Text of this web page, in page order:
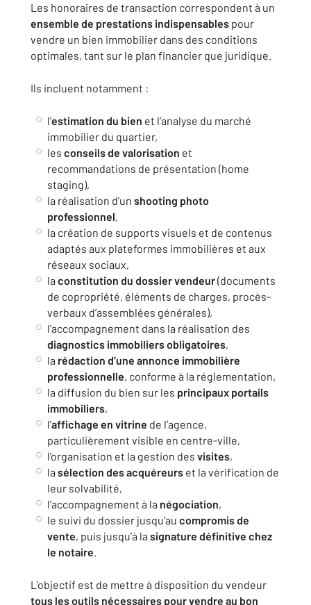
Les honoraires de transaction correspondent à un
ensemble de prestations indispensables pour
vendre un bien immobilier dans des conditions
optimales, tant sur le plan financier que juridique.
Ils incluent notamment :
l’estimation du bien et l’analyse du marché
immobilier du quartier,
les conseils de valorisation et
recommandations de présentation (home
staging),
la réalisation d’un shooting photo
professionnel,
la création de supports visuels et de contenus
adaptés aux plateformes immobilières et aux
réseaux sociaux,
la constitution du dossier vendeur(documents
de copropriété, éléments de charges, procès-
verbaux d’assemblées générales),
l’accompagnement dans la réalisation des
diagnostics immobiliers obligatoires,
la rédaction d’une annonce immobilière
professionnelle, conforme à la réglementation,
la diffusion du bien sur les principaux portails
immobiliers,
l’affichage en vitrine de l’agence,
particulièrement visible en centre-ville,
l’organisation et la gestion des visites,
la sélection des acquéreurs et la vérification de
leur solvabilité,
l’accompagnement à la négociation,
le suivi du dossier jusqu’au compromis de
vente, puis jusqu’à la signature définitive chez
le notaire.
L’objectif est de mettre à disposition du vendeur
tous les outils nécessaires pour vendre au bon